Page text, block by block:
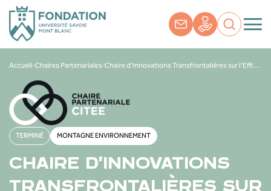
Accueil Chaires Partenariales Chaire d’Innovations Transfrontalières sur l’Efficacité Énergétique
TERMINÉ MONTAGNE ENVIRONNEMENT
CHAIRE D’INNOVATIONS
TRANSFRONTALIÈRES SUR